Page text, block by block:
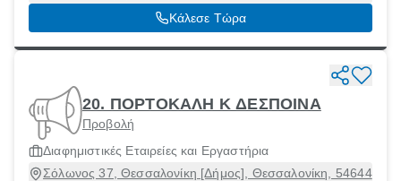
Θεσσαλονίκη, 54621
Κάλεσε Τώρα
20. ΠΟΡΤΟΚΑΛΗ Κ ΔΕΣΠΟΙΝΑ
Προβολή
Διαφημιστικές Εταιρείες και Εργαστήρια
Σόλωνος 37, Θεσσαλονίκη [Δήμος], Θεσσαλονίκη, 54644